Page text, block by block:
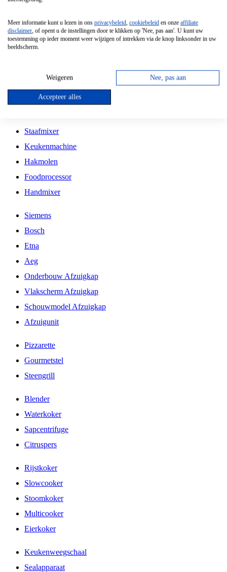
Vrijstaande Magnetron
Vrijstaande Kookplaat
Inbouw Gaskookplaat
Inbouw Keramische Kookplaat
Kookplaat Accessoires
Staafmixer
Keukenmachine
Hakmolen
Foodprocessor
Handmixer
Siemens
Bosch
Etna
Aeg
Onderbouw Afzuigkap
Vlakscherm Afzuigkap
Schouwmodel Afzuigkap
Afzuigunit
Pizzarette
Gourmetstel
Steengrill
Blender
Waterkoker
Sapcentrifuge
Citruspers
Rijstkoker
Slowcooker
Stoomkoker
Multicooker
Eierkoker
Keukenweegschaal
Sealapparaat
Meer informatie kunt u lezen in ons privacybeleid, cookiebeleid en onze affiliate
disclaimer, of opent u de instellingen door te klikken op 'Nee, pas aan'. U kunt uw
toestemming op ieder moment weer wijzigen of intrekken via de knop linksonder in uw
beeldscherm.
Weigeren Nee, pas aan
Accepteer alles